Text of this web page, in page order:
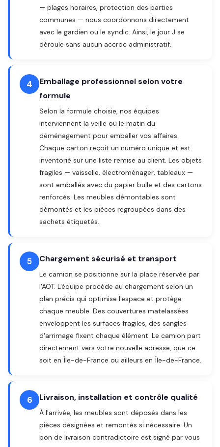
— plages horaires, protection des parties
communes — nous coordonnons directement
avec le gardien ou le syndic. Ainsi, le jour J se
déroule sans aucun accroc administratif.
4
Emballage professionnel selon votre
formule
Selon la formule choisie, nos équipes
interviennent la veille ou le matin du
déménagement pour emballer vos affaires.
Chaque carton reçoit un numéro unique et est
inventorié sur une liste remise au client. Les objets
fragiles — vaisselle, électroménager, tableaux —
sont emballés avec du papier bulle et des cartons
renforcés. Les meubles démontables sont
démontés et les pièces regroupées dans des
sachets étiquetés.
5 Chargement sécurisé et transport
Le camion se positionne sur la place réservée par
l'AOT. L'équipe procède au chargement selon un
plan précis qui optimise l'espace et protège
chaque meuble. Des couvertures matelassées
enveloppent les surfaces fragiles, des sangles
d'arrimage fixent chaque élément. Le camion part
directement vers votre nouvelle adresse, que ce
soit en Île-de-France ou ailleurs en Île-de-France.
6 Livraison, installation et contrôle qualité
À l'arrivée, les meubles sont déposés dans les
pièces désignées et remontés si nécessaire. Un
bon de livraison contradictoire est signé par vous